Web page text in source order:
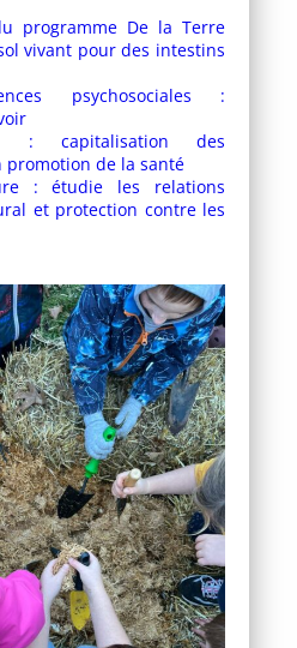
programme De la Terre
vivant pour des intestins
psychosociales :
: capitalisation des
promotion de la santé
: étudie les relations
et protection contre les